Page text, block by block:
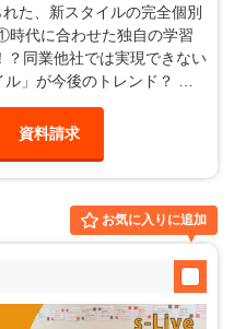
た、新スタイルの完全個別
代に合わせた独自の学習
同業他社では実現できない
」が今後のトレンド？ …
資料請求
お気に入りに追加